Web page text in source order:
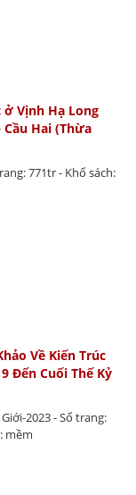
Vịnh Hạ Long
Hai (Thừa
771tr - Khổ sách:
Về Kiến Trúc
Đến Cuối Thế Kỷ
2023 - Số trang:
mềm